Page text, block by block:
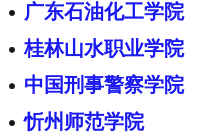
广东石油化工学院
桂林山水职业学院
中国刑事警察学院
忻州师范学院